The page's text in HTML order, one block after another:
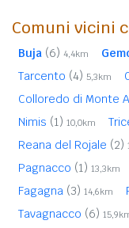
Comuni vicini
Buja (6) 4,4km
Tarcento (4) 5,3km
Colloredo di Monte
Nimis (1) 10,0km
Reana del Rojale (2)
Pagnacco (1) 13,3km
Fagagna (3) 14,6km
Tavagnacco (6)